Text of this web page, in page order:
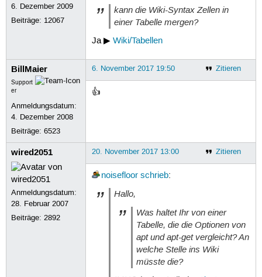
6. Dezember 2009
Beiträge: 12067
kann die Wiki-Syntax Zellen in
einer Tabelle mergen?
Ja ▶ Wiki/Tabellen
BillMaier
Support
er
Anmeldungsdatum:
4. Dezember 2008
Beiträge:6523
Zitieren
6. November 2017 19:50
👍
wired2051
Anmeldungsdatum:
28. Februar 2007
Beiträge:2892
Zitieren
20. November 2017 13:00
noisefloor schrieb:
Hallo,
Was haltet Ihr von einer
Tabelle, die die Optionen von
apt und apt-get vergleicht? An
welche Stelle ins Wiki
müsste die?